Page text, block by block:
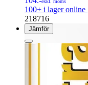
100+ i lager online
218716
Jämför